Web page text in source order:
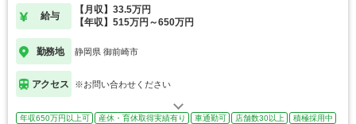
給与
【月収】33.5万円
【年収】515万円～650万円
勤務地 静岡県 御前崎市
アクセス ※お問い合わせください
年収650万円以上可 産休・育休取得実績有り 車通勤可 店舗数30以上
積極採用中